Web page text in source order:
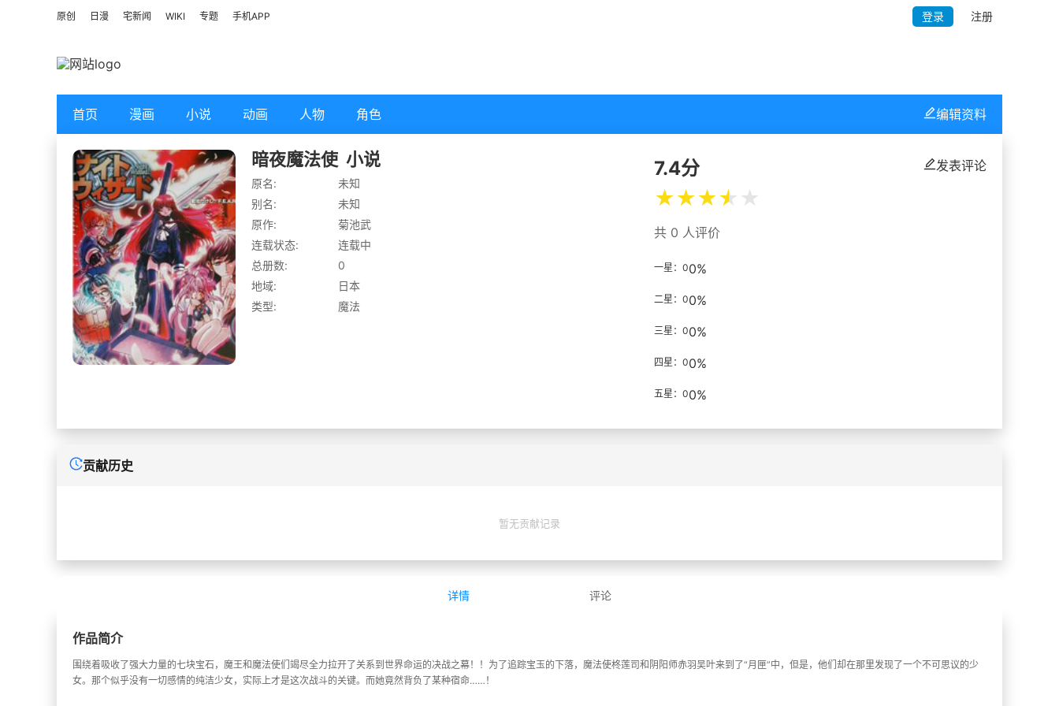
原创 日漫 宅新闻 WIKI 专题 手机APP 登录 注册
首页 漫画 小说 动画 人物 角色
暗夜魔法使 小说
原名:
未知
别名:
未知
原作:
菊池武
连载状态:
连载中
总册数:
0
地域:
日本
类型:
魔法
发表评论
7.4分
★★★★ ★
共 0 人评价
一星：00%
二星：00%
三星：00%
四星：00%
五星：00%
编辑资料
贡献历史
暂无贡献记录
详情 评论
作品简介
围绕着吸收了强大力量的七块宝石，魔王和魔法使们竭尽全力拉开了关系到世界命运的决战之幕！！为了追踪宝玉的下落，魔法使柊莲司和阴阳师赤羽吴叶来到了“月匣”中，但是，他们却在那里发现了一个不可思议的少
女。那个似乎没有一切感情的纯洁少女，实际上才是这次战斗的关键。而她竟然背负了某种宿命……！